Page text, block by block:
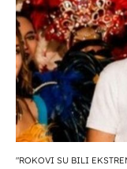
"ROKOVI SU BILI